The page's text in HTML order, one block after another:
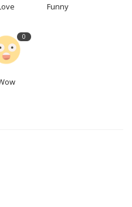
Funny
0